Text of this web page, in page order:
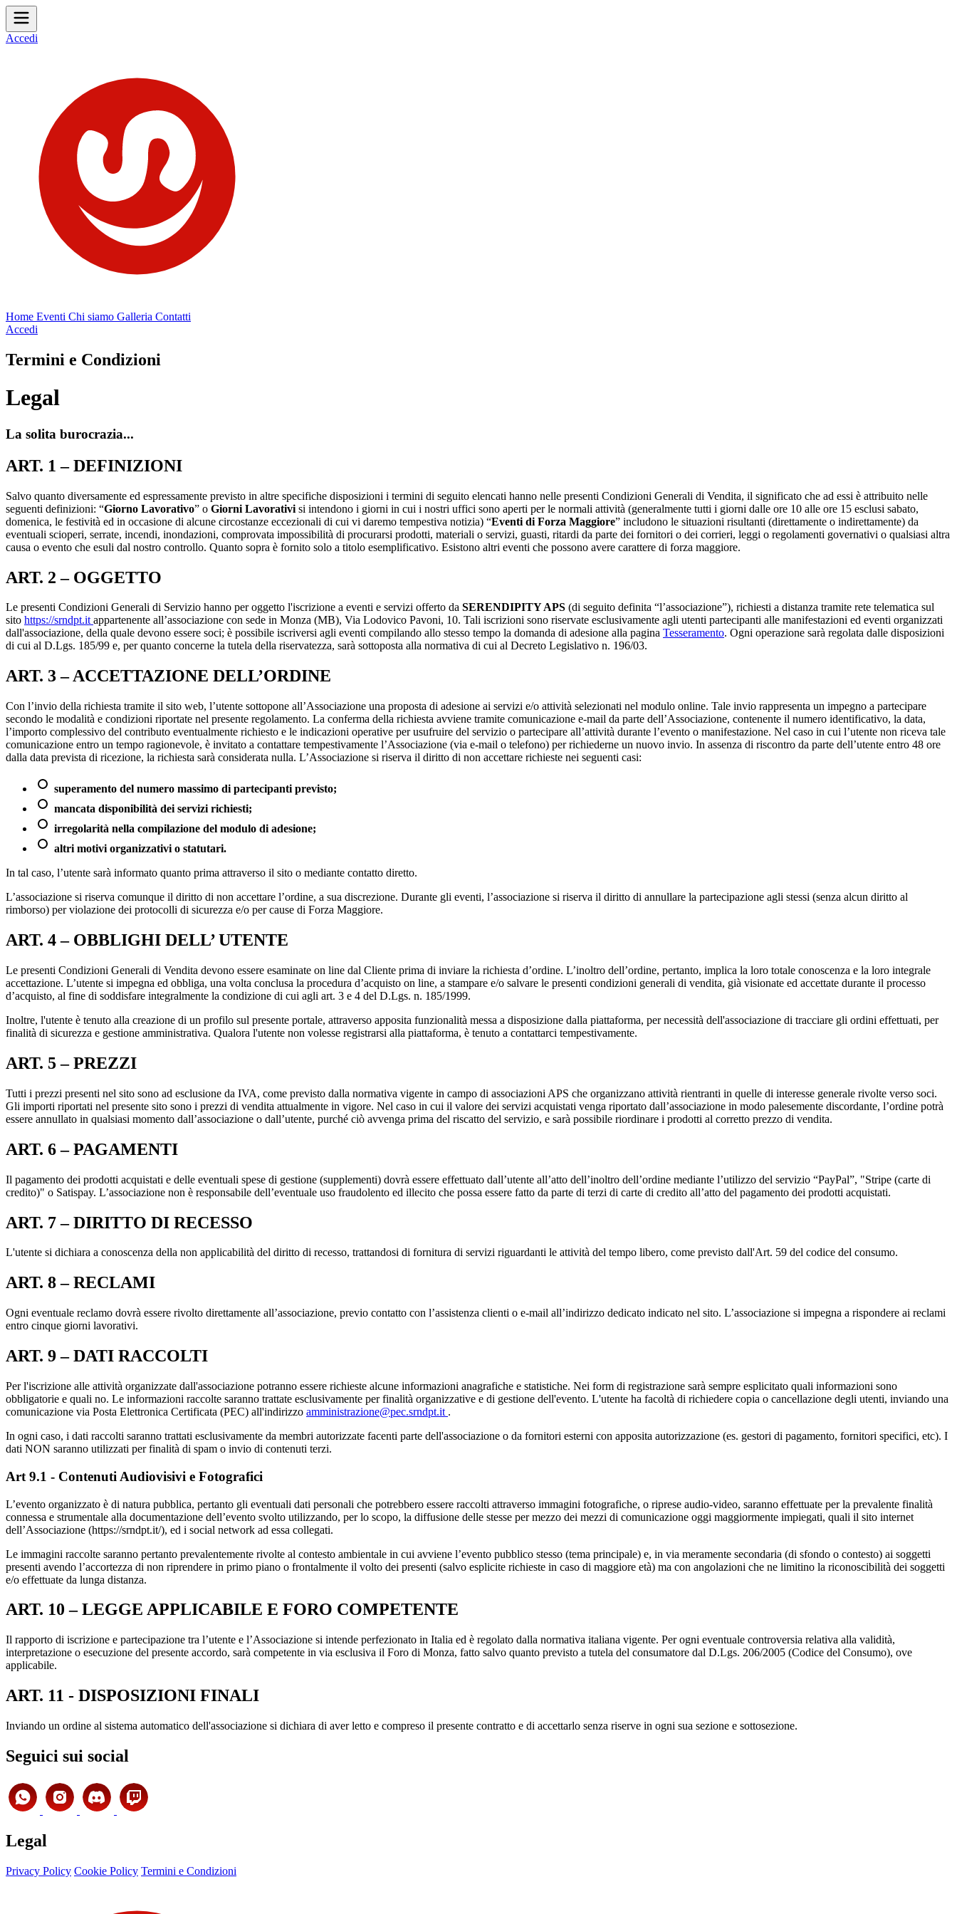
Accedi
Home Eventi Chi siamo Galleria Contatti
Accedi
Termini e Condizioni
Legal
La solita burocrazia...
ART. 1 – DEFINIZIONI
Salvo quanto diversamente ed espressamente previsto in altre specifiche disposizioni i termini di seguito elencati hanno nelle presenti Condizioni Generali di Vendita, il significato che ad essi è attribuito nelle
seguenti definizioni: “Giorno Lavorativo” o Giorni Lavorativi si intendono i giorni in cui i nostri uffici sono aperti per le normali attività (generalmente tutti i giorni dalle ore 10 alle ore 15 esclusi sabato,
domenica, le festività ed in occasione di alcune circostanze eccezionali di cui vi daremo tempestiva notizia) “Eventi di Forza Maggiore” includono le situazioni risultanti (direttamente o indirettamente) da
eventuali scioperi, serrate, incendi, inondazioni, comprovata impossibilità di procurarsi prodotti, materiali o servizi, guasti, ritardi da parte dei fornitori o dei corrieri, leggi o regolamenti governativi o qualsiasi altra
causa o evento che esuli dal nostro controllo. Quanto sopra è fornito solo a titolo esemplificativo. Esistono altri eventi che possono avere carattere di forza maggiore.
ART. 2 – OGGETTO
Le presenti Condizioni Generali di Servizio hanno per oggetto l'iscrizione a eventi e servizi offerto da SERENDIPITY APS (di seguito definita “l’associazione”), richiesti a distanza tramite rete telematica sul
sito https://srndpt.itappartenente all’associazione con sede in Monza (MB), Via Lodovico Pavoni, 10. Tali iscrizioni sono riservate esclusivamente agli utenti partecipanti alle manifestazioni ed eventi organizzati
dall'associazione, della quale devono essere soci; è possibile iscriversi agli eventi compilando allo stesso tempo la domanda di adesione alla pagina Tesseramento. Ogni operazione sarà regolata dalle disposizioni
di cui al D.Lgs. 185/99 e, per quanto concerne la tutela della riservatezza, sarà sottoposta alla normativa di cui al Decreto Legislativo n. 196/03.
ART. 3 – ACCETTAZIONE DELL’ORDINE
Con l’invio della richiesta tramite il sito web, l’utente sottopone all’Associazione una proposta di adesione ai servizi e/o attività selezionati nel modulo online. Tale invio rappresenta un impegno a partecipare
secondo le modalità e condizioni riportate nel presente regolamento. La conferma della richiesta avviene tramite comunicazione e-mail da parte dell’Associazione, contenente il numero identificativo, la data,
l’importo complessivo del contributo eventualmente richiesto e le indicazioni operative per usufruire del servizio o partecipare all’attività durante l’evento o manifestazione. Nel caso in cui l’utente non riceva tale
comunicazione entro un tempo ragionevole, è invitato a contattare tempestivamente l’Associazione (via e-mail o telefono) per richiederne un nuovo invio. In assenza di riscontro da parte dell’utente entro 48 ore
dalla data prevista di ricezione, la richiesta sarà considerata nulla. L’Associazione si riserva il diritto di non accettare richieste nei seguenti casi:
superamento del numero massimo di partecipanti previsto;
mancata disponibilità dei servizi richiesti;
irregolarità nella compilazione del modulo di adesione;
altri motivi organizzativi o statutari.
In tal caso, l’utente sarà informato quanto prima attraverso il sito o mediante contatto diretto.
L’associazione si riserva comunque il diritto di non accettare l’ordine, a sua discrezione. Durante gli eventi, l’associazione si riserva il diritto di annullare la partecipazione agli stessi (senza alcun diritto al
rimborso) per violazione dei protocolli di sicurezza e/o per cause di Forza Maggiore.
ART. 4 – OBBLIGHI DELL’ UTENTE
Le presenti Condizioni Generali di Vendita devono essere esaminate on line dal Cliente prima di inviare la richiesta d’ordine. L’inoltro dell’ordine, pertanto, implica la loro totale conoscenza e la loro integrale
accettazione. L’utente si impegna ed obbliga, una volta conclusa la procedura d’acquisto on line, a stampare e/o salvare le presenti condizioni generali di vendita, già visionate ed accettate durante il processo
d’acquisto, al fine di soddisfare integralmente la condizione di cui agli art. 3 e 4 del D.Lgs. n. 185/1999.
Inoltre, l'utente è tenuto alla creazione di un profilo sul presente portale, attraverso apposita funzionalità messa a disposizione dalla piattaforma, per necessità dell'associazione di tracciare gli ordini effettuati, per
finalità di sicurezza e gestione amministrativa. Qualora l'utente non volesse registrarsi alla piattaforma, è tenuto a contattarci tempestivamente.
ART. 5 – PREZZI
Tutti i prezzi presenti nel sito sono ad esclusione da IVA, come previsto dalla normativa vigente in campo di associazioni APS che organizzano attività rientranti in quelle di interesse generale rivolte verso soci.
Gli importi riportati nel presente sito sono i prezzi di vendita attualmente in vigore. Nel caso in cui il valore dei servizi acquistati venga riportato dall’associazione in modo palesemente discordante, l’ordine potrà
essere annullato in qualsiasi momento dall’associazione o dall’utente, purché ciò avvenga prima del riscatto del servizio, e sarà possibile riordinare i prodotti al corretto prezzo di vendita.
ART. 6 – PAGAMENTI
Il pagamento dei prodotti acquistati e delle eventuali spese di gestione (supplementi) dovrà essere effettuato dall’utente all’atto dell’inoltro dell’ordine mediante l’utilizzo del servizio “PayPal”, "Stripe (carte di
credito)" o Satispay. L’associazione non è responsabile dell’eventuale uso fraudolento ed illecito che possa essere fatto da parte di terzi di carte di credito all’atto del pagamento dei prodotti acquistati.
ART. 7 – DIRITTO DI RECESSO
L'utente si dichiara a conoscenza della non applicabilità del diritto di recesso, trattandosi di fornitura di servizi riguardanti le attività del tempo libero, come previsto dall'Art. 59 del codice del consumo.
ART. 8 – RECLAMI
Ogni eventuale reclamo dovrà essere rivolto direttamente all’associazione, previo contatto con l’assistenza clienti o e-mail all’indirizzo dedicato indicato nel sito. L’associazione si impegna a rispondere ai reclami
entro cinque giorni lavorativi.
ART. 9 – DATI RACCOLTI
Per l'iscrizione alle attività organizzate dall'associazione potranno essere richieste alcune informazioni anagrafiche e statistiche. Nei form di registrazione sarà sempre esplicitato quali informazioni sono
obbligatorie e quali no. Le informazioni raccolte saranno trattate esclusivamente per finalità organizzative e di gestione dell'evento. L'utente ha facoltà di richiedere copia o cancellazione degli utenti, inviando una
comunicazione via Posta Elettronica Certificata (PEC) all'indirizzo amministrazione@pec.srndpt.it .
In ogni caso, i dati raccolti saranno trattati esclusivamente da membri autorizzate facenti parte dell'associazione o da fornitori esterni con apposita autorizzazione (es. gestori di pagamento, fornitori specifici, etc). I
dati NON saranno utilizzati per finalità di spam o invio di contenuti terzi.
Art 9.1 - Contenuti Audiovisivi e Fotografici
L’evento organizzato è di natura pubblica, pertanto gli eventuali dati personali che potrebbero essere raccolti attraverso immagini fotografiche, o riprese audio-video, saranno effettuate per la prevalente finalità
connessa e strumentale alla documentazione dell’evento svolto utilizzando, per lo scopo, la diffusione delle stesse per mezzo dei mezzi di comunicazione oggi maggiormente impiegati, quali il sito internet
dell’Associazione (https://srndpt.it/), ed i social network ad essa collegati.
Le immagini raccolte saranno pertanto prevalentemente rivolte al contesto ambientale in cui avviene l’evento pubblico stesso (tema principale) e, in via meramente secondaria (di sfondo o contesto) ai soggetti
presenti avendo l’accortezza di non riprendere in primo piano o frontalmente il volto dei presenti (salvo esplicite richieste in caso di maggiore età) ma con angolazioni che ne limitino la riconoscibilità dei soggetti
e/o effettuate da lunga distanza.
ART. 10 – LEGGE APPLICABILE E FORO COMPETENTE
Il rapporto di iscrizione e partecipazione tra l’utente e l’Associazione si intende perfezionato in Italia ed è regolato dalla normativa italiana vigente. Per ogni eventuale controversia relativa alla validità,
interpretazione o esecuzione del presente accordo, sarà competente in via esclusiva il Foro di Monza, fatto salvo quanto previsto a tutela del consumatore dal D.Lgs. 206/2005 (Codice del Consumo), ove
applicabile.
ART. 11 - DISPOSIZIONI FINALI
Inviando un ordine al sistema automatico dell'associazione si dichiara di aver letto e compreso il presente contratto e di accettarlo senza riserve in ogni sua sezione e sottosezione.
Seguici sui social
Legal
Privacy Policy Cookie Policy Termini e Condizioni